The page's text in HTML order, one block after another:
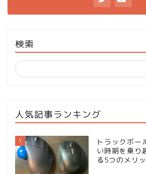
検索
人気記事ランキング
1
トラックボー
い時期を乗り
る5つのメリ